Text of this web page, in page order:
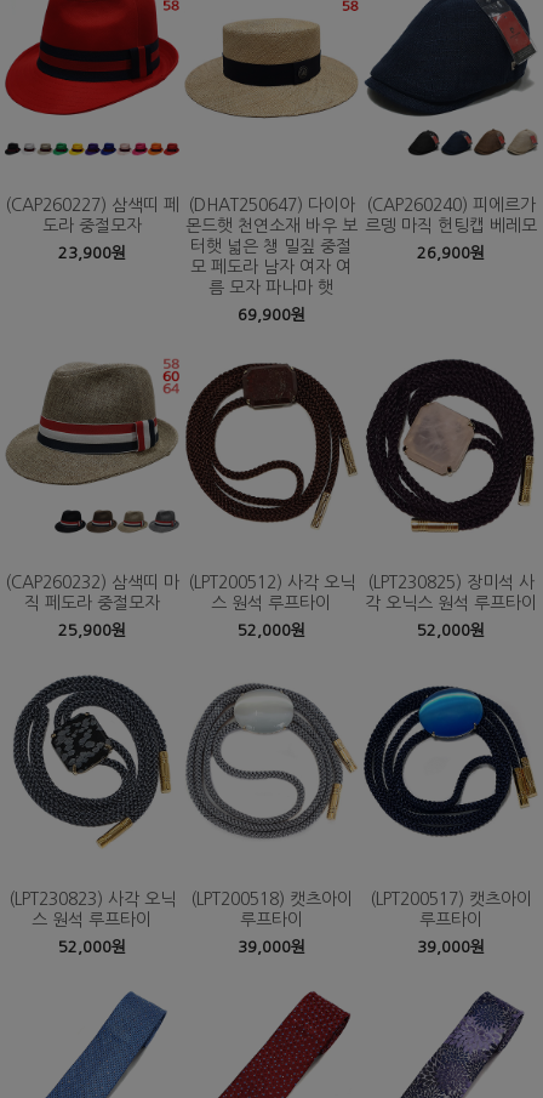
(CAP260227) 삼색띠 페
도라 중절모자
23,900원
(DHAT250647) 다이아
몬드햇 천연소재 바우 보
터햇 넓은 챙 밀짚 중절
모 페도라 남자 여자 여
름 모자 파나마 햇
69,900원
(CAP260240) 피에르가
르뎅 마직 헌팅캡 베레모
26,900원
(CAP260232) 삼색띠 마
직 페도라 중절모자
25,900원
(LPT200512) 사각 오닉
스 원석 루프타이
52,000원
(LPT230825) 장미석 사
각 오닉스 원석 루프타이
52,000원
(LPT230823) 사각 오닉
스 원석 루프타이
52,000원
(LPT200518) 캣츠아이
루프타이
39,000원
(LPT200517) 캣츠아이
루프타이
39,000원